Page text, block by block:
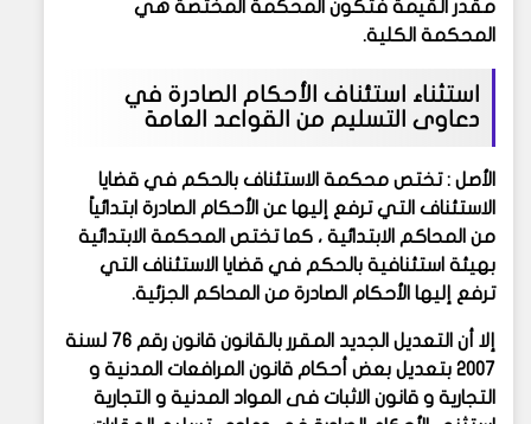
مقدر القيمة فتكون المحكمة المختصة هي
المحكمة الكلية.
استثناء استئناف الأحكام الصادرة في
دعاوى التسليم من القواعد العامة
الأصل : تختص محكمة الاستئناف بالحكم في قضايا
الاستئناف التي ترفع إليها عن الأحكام الصادرة ابتدائياً
من المحاكم الابتدائية ، كما تختص المحكمة الابتدائية
بهيئة استئنافية بالحكم في قضايا الاستئناف التي
ترفع إليها الأحكام الصادرة من المحاكم الجزئية.
إلا أن التعديل الجديد المقرر بالقانون قانون رقم 76 لسنة
2007 بتعديل بعض أحكام قانون المرافعات المدنية و
التجارية و قانون الاثبات فى المواد المدنية و التجارية